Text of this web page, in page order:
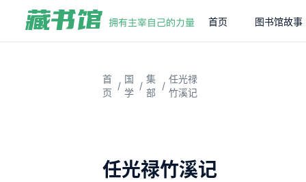
首页 图书馆故事
首
页
/
国
学
/
集
部
/
任光禄
竹溪记
任光禄竹溪记